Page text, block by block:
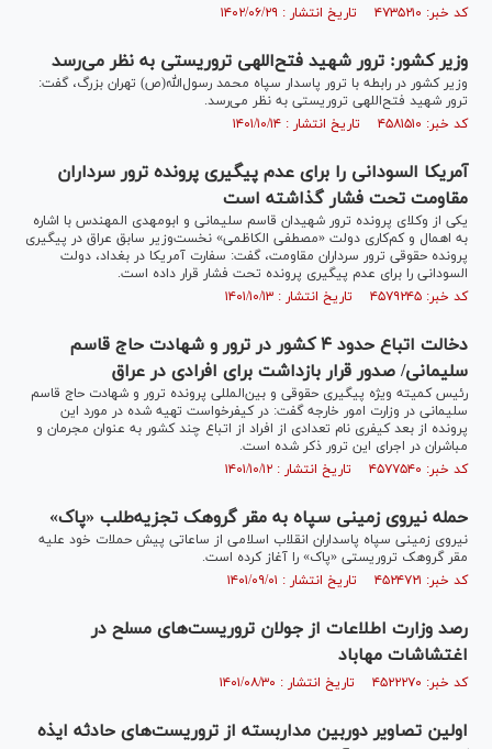
کد خبر: ۴۷۳۵۲۱۰ تاریخ انتشار : ۱۴۰۲/۰۶/۲۹
وزیر کشور: ترور شهید فتح‌اللهی تروریستی به نظر می‌رسد
وزیر کشور در رابطه با ترور پاسدار سپاه محمد رسول‌الله(ص) تهران بزرگ، گفت:
ترور شهید فتح‌اللهی تروریستی به نظر می‌رسد.
کد خبر: ۴۵۸۱۵۱۰ تاریخ انتشار : ۱۴۰۱/۱۰/۱۴
آمریکا السودانی را برای عدم پیگیری پرونده ترور سرداران
مقاومت تحت فشار گذاشته است
یکی از وکلای پرونده ترور شهیدان قاسم سلیمانی و ابومهدی المهندس با اشاره
به اهمال و کم‌کاری دولت «مصطفی الکاظمی» نخست‌وزیر سابق عراق در پیگیری
پرونده حقوقی ترور سرداران مقاومت، گفت: سفارت آمریکا در بغداد، دولت
السودانی را برای عدم پیگیری پرونده تحت فشار قرار داده است.
کد خبر: ۴۵۷۹۲۴۵ تاریخ انتشار : ۱۴۰۱/۱۰/۱۳
دخالت اتباع حدود ۴ کشور در ترور و شهادت حاج قاسم
سلیمانی/ صدور قرار بازداشت برای افرادی در عراق
رئیس کمیته ویژه پیگیری حقوقی و بین‌المللی پرونده ترور و شهادت حاج قاسم
سلیمانی در وزارت امور خارجه گفت: در کیفرخواست تهیه شده در مورد این
پرونده از بعد کیفری نام تعدادی از افراد از اتباع چند کشور به عنوان مجرمان و
مباشران در اجرای این ترور ذکر شده است.
کد خبر: ۴۵۷۷۵۴۰ تاریخ انتشار : ۱۴۰۱/۱۰/۱۲
حمله نیروی زمینی سپاه به مقر گروهک تجزیه‌طلب «پاک»
نیروی زمینی سپاه پاسداران انقلاب اسلامی از ساعاتی پیش حملات خود علیه
مقر گروهک تروریستی «پاک» را آغاز کرده است.
کد خبر: ۴۵۲۴۷۲۱ تاریخ انتشار : ۱۴۰۱/۰۹/۰۱
رصد وزارت اطلاعات از جولان تروریست‌های مسلح در
اغتشاشات مهاباد
کد خبر: ۴۵۲۲۲۷۰ تاریخ انتشار : ۱۴۰۱/۰۸/۳۰
اولین تصاویر دوربین مداربسته از تروریست‌های حادثه ایذه